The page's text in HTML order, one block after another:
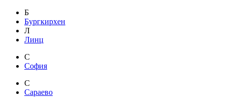
Б
Бургкирхен
Л
Линц
С
София
С
Сараево